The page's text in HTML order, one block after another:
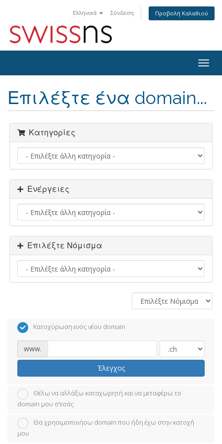
Ελληνικά Σύνδεση Προβολή Καλαθιού
Επιλέξτε ένα domain...
Κατηγορίες
Ενέργειες
Επιλέξτε Νόμισμα
Κατοχύρωση ενός νέου domain
www.
Έλεγχος
Θέλω να αλλάξω καταχωρητή και να μεταφέρω το
domain μου σ'εσάς
Θα χρησιμοποιήσω domain που ήδη έχω στην κατοχή
μου